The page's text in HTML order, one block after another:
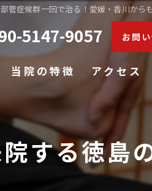
管症候群一回で治る！愛媛・香川から
5147-9057 お問
当院の特徴
腰痛
アクセス
する徳島